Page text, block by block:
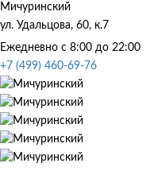
Мичуринский
ул. Удальцова, 60, к.7
Ежедневно с 8:00 до 22:00
+7 (499) 460-69-76